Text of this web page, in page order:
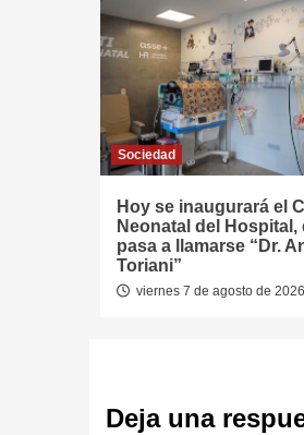
Sociedad
Hoy se inaugurará el
Neonatal del Hospital,
pasa a llamarse “Dr.
Toriani”
viernes 7 de agosto de 2026
Deja una